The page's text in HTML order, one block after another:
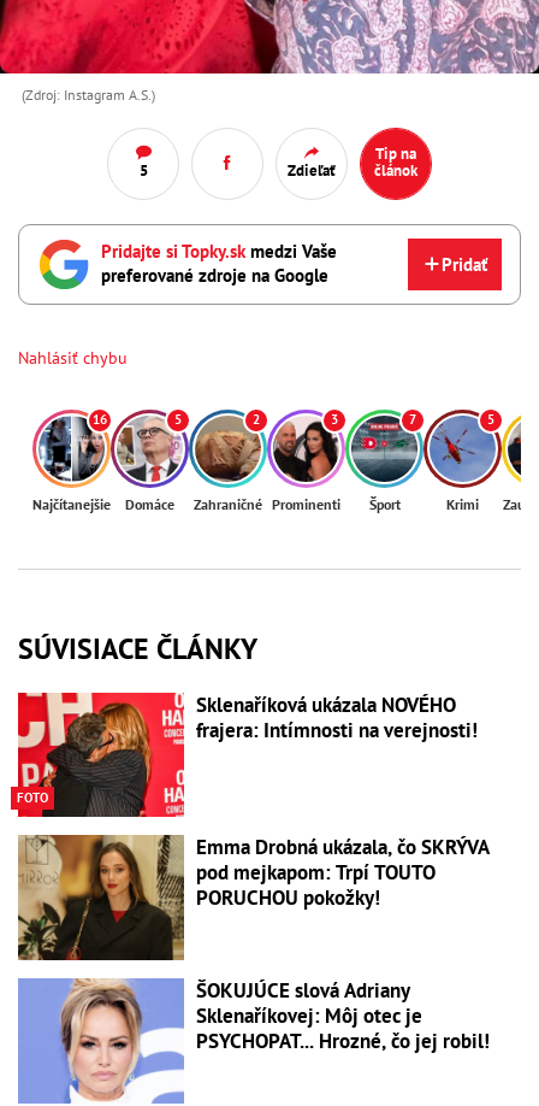
(Zdroj: Instagram A.S.)
5 Zdieľať
Tip na
článok
Pridajte si Topky.skmedzi Vaše
preferované zdroje na Google
Pridať
Nahlásiť chybu
16
Najčítanejšie
5
Domáce
2
Zahraničné
3
Prominenti
7
Šport
5
Krimi
SÚVISIACE ČLÁNKY
FOTO
Sklenaříková ukázala NOVÉHO
frajera: Intímnosti na verejnosti!
Emma Drobná ukázala, čo SKRÝVA
pod mejkapom: Trpí TOUTO
PORUCHOU pokožky!
ŠOKUJÚCE slová Adriany
Sklenaříkovej: Môj otec je
PSYCHOPAT... Hrozné, čo jej robil!